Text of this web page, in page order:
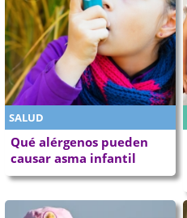
SALUD
Qué alérgenos pueden
causar asma infantil